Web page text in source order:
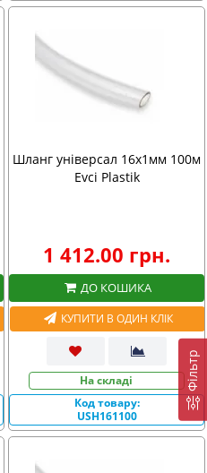
Фiльтр
Шланг універсал 16х1мм 100м
Evci Plastik
1 412.00 грн.
ДО КОШИКА
КУПИТИ В ОДИН КЛІК
На складі
Код товару:
USH161100